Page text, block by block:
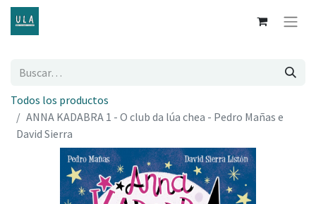
Todos los productos
ANNA KADABRA 1 - O club da lúa chea - Pedro Mañas e
David Sierra